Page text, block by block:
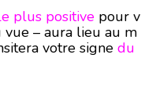
plus positive pour v
– aura lieu au m
votre signe du